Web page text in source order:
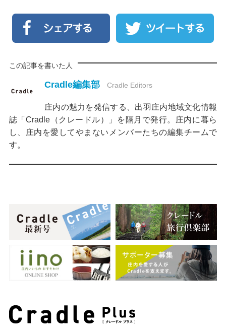
この記事を書いた人
Cradle編集部 Cradle Editors
庄内の魅力を発信する、出羽庄内地域文化情報
誌「Cradle（クレードル）」を隔月で発行。庄内に暮ら
し、庄内を愛してやまないメンバーたちの編集チームで
す。